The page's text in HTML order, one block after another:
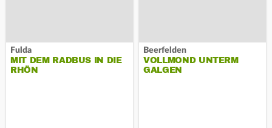
Fulda
MIT DEM RADBUS IN DIE
RHÖN
Beerfelden
VOLLMOND UNTERM
GALGEN